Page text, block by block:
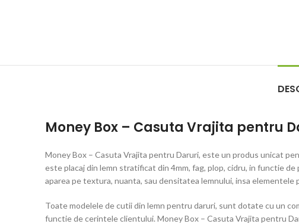
Money Box – Casuta Vrajita pentru
Money Box – Casuta Vrajita pentru Daruri, este un produs unicat
este placaj din lemn stratificat din 4mm, fag, plop, cidru, in functie
aparea pe textura, nuanta, sau densitatea lemnului, insa elementele
Toate modelele de cutii din lemn pentru daruri, sunt dotate cu un
functie de cerintele clientului. Money Box – Casuta Vrajita pentru